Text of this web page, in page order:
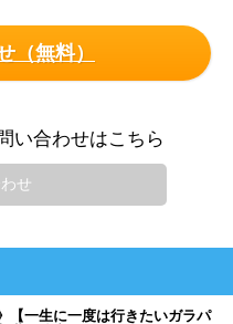
（無料）
い合わせはこちら
せ
【一生に一度は行きたいガラパ